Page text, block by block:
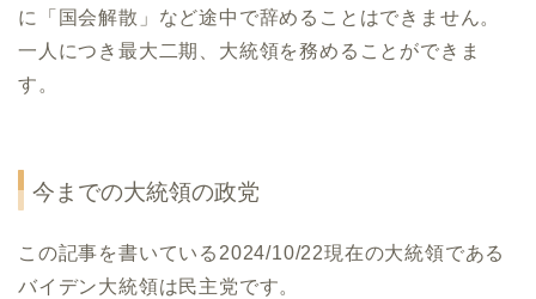
に「国会解散」など途中で辞めることはできません。
一人につき最大二期、大統領を務めることができま
す。
今までの大統領の政党
この記事を書いている2024/10/22現在の大統領である
バイデン大統領は民主党です。